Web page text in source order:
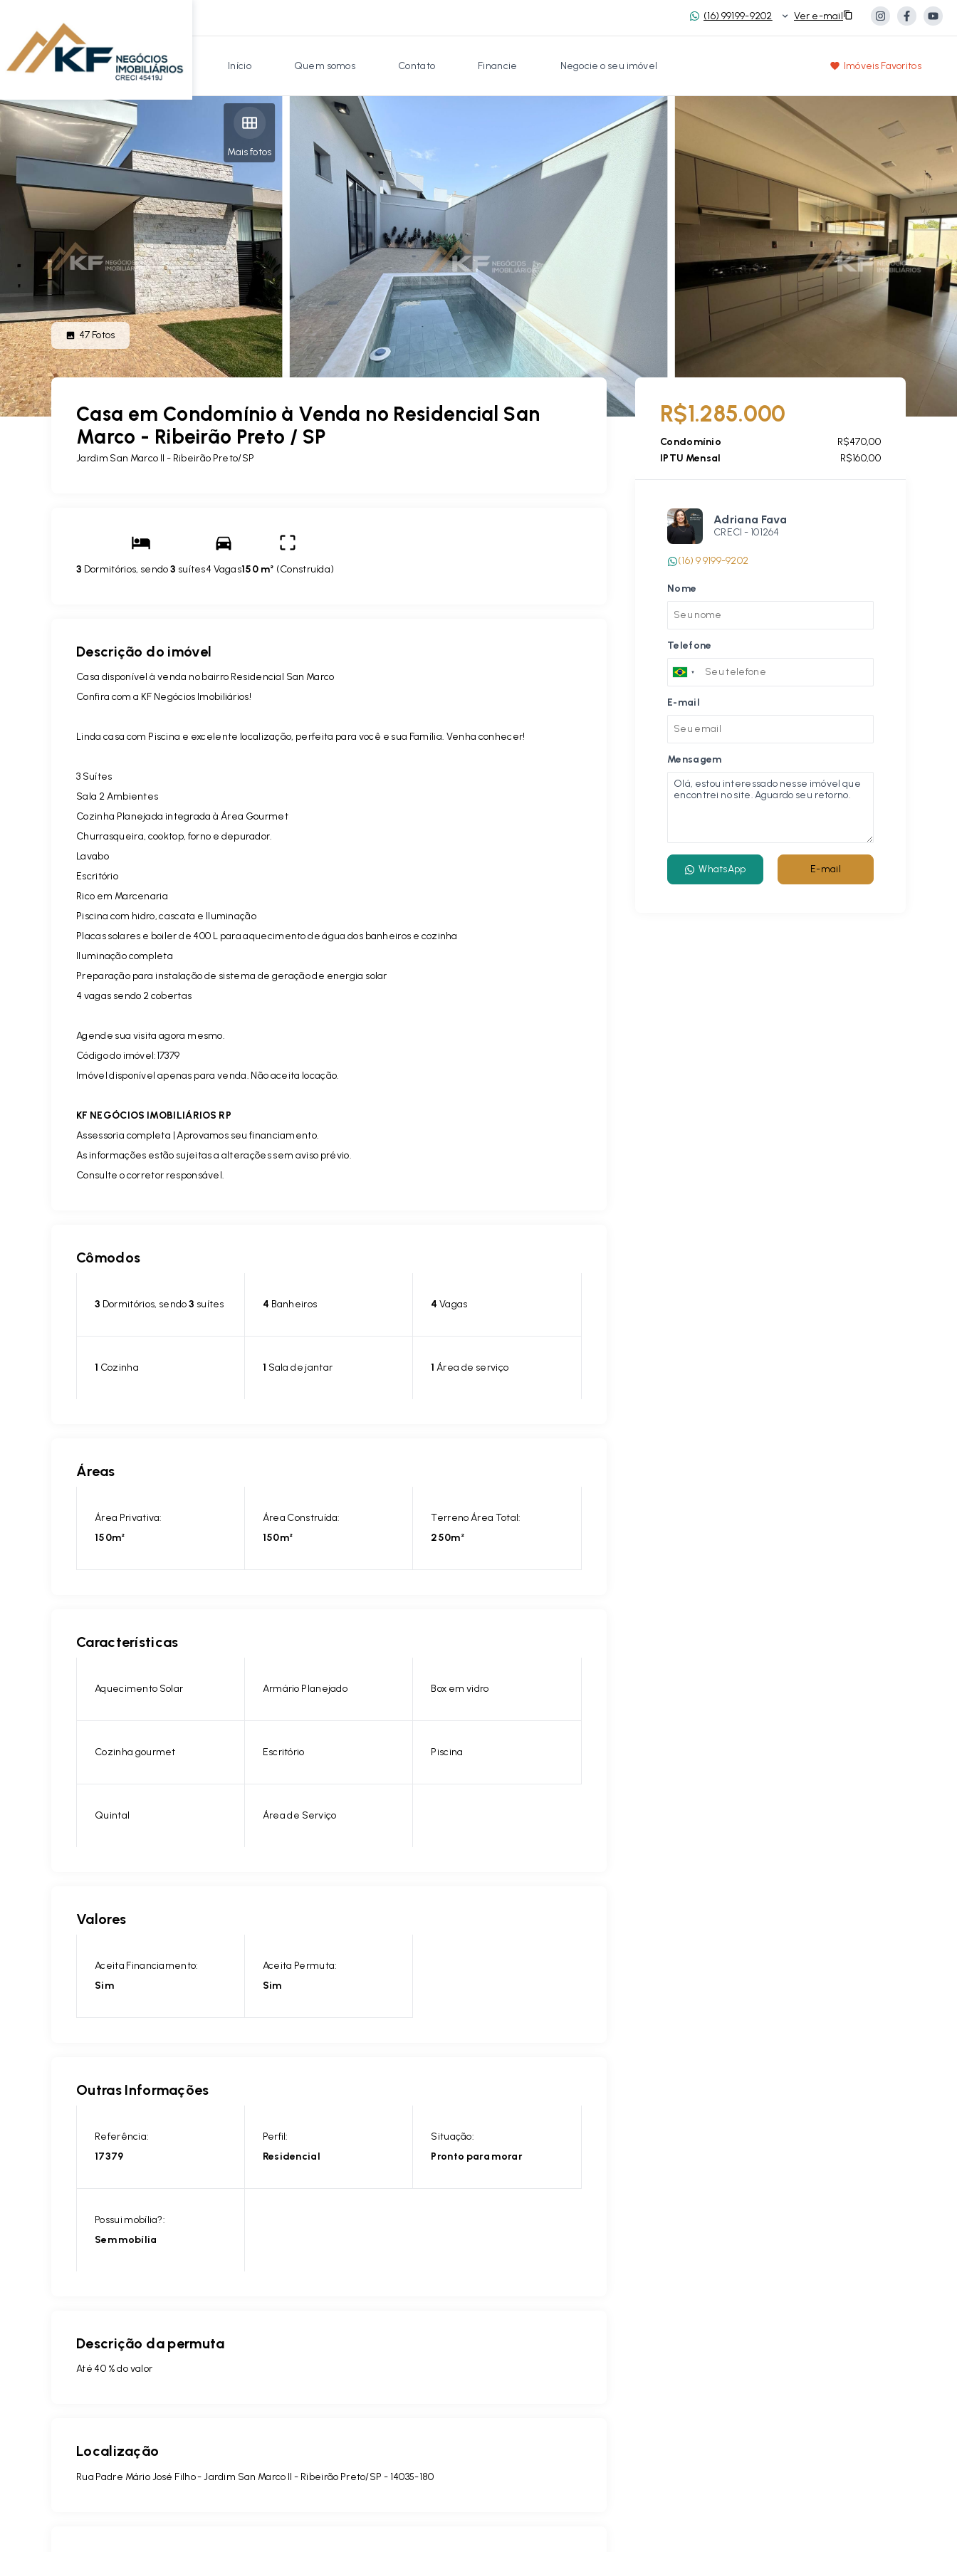
(16) 99199-9202 Ver e-mail
Início Quem somos Contato Financie Negocie o seu imóvel Imóveis Favoritos
Mais fotos
47 Fotos
Casa em Condomínio à Venda no Residencial San
Marco - Ribeirão Preto / SP
Jardim San Marco II - Ribeirão Preto/SP
3 Dormitórios, sendo3 suítes4 Vagas150 m² (Construída)
Descrição do imóvel
Casa disponível à venda no bairro Residencial San Marco
Confira com a KF Negócios Imobiliários!
Linda casa com Piscina e excelente localização, perfeita para você e sua Família. Venha conhecer!
3 Suítes
Sala 2 Ambientes
Cozinha Planejada integrada à Área Gourmet
Churrasqueira, cooktop, forno e depurador.
Lavabo
Escritório
Rico em Marcenaria
Piscina com hidro, cascata e Iluminação
Placas solares e boiler de 400 L para aquecimento de água dos banheiros e cozinha
Iluminação completa
Preparação para instalação de sistema de geração de energia solar
4 vagas sendo 2 cobertas
Agende sua visita agora mesmo.
Código do imóvel:17379
Imóvel disponível apenas para venda. Não aceita locação.
KF NEGÓCIOS IMOBILIÁRIOS RP
Assessoria completa | Aprovamos seu financiamento.
As informações estão sujeitas a alterações sem aviso prévio.
Consulte o corretor responsável.
Cômodos
3 Dormitórios, sendo3 suítes 4 Banheiros 4 Vagas
1 Cozinha 1 Sala de jantar 1 Área de serviço
Áreas
Área Privativa:
150m²
Área Construída:
150m²
Terreno Área Total:
250m²
Características
Aquecimento Solar Armário Planejado Box em vidro
Cozinha gourmet Escritório Piscina
Quintal Área de Serviço
Valores
Aceita Financiamento:
Sim
Aceita Permuta:
Sim
Outras Informações
Referência:
17379
Perfil:
Residencial
Situação:
Pronto para morar
Possui mobília?:
Sem mobília
Descrição da permuta
Até 40 % do valor
Localização
Rua Padre Mário José Filho - Jardim San Marco II - Ribeirão Preto/SP - 14035-180
R$1.285.000
Condomínio
R$470,00
IPTU Mensal
R$160,00
Adriana Fava
CRECI - 101264
(16) 9 9199-9202
Nome
Telefone
E-mail
Mensagem
WhatsApp E-mail